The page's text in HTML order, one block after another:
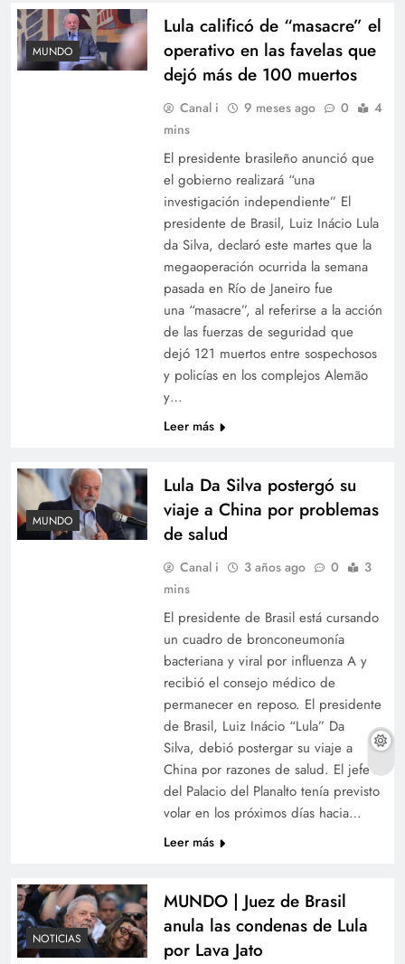
MUNDO
Lula calificó de “masacre” el
operativo en las favelas que
dejó más de 100 muertos
Canal i 9 meses ago 0
4
mins
El presidente brasileño anunció que
el gobierno realizará “una
investigación independiente” El
presidente de Brasil, Luiz Inácio Lula
da Silva, declaró este martes que la
megaoperación ocurrida la semana
pasada en Río de Janeiro fue
una “masacre”, al referirse a la acción
de las fuerzas de seguridad que
dejó 121 muertos entre sospechosos
y policías en los complejos Alemão
y…
Leer más
MUNDO
Lula Da Silva postergó su
viaje a China por problemas
de salud
Canal i 3 años ago 0
3
mins
El presidente de Brasil está cursando
un cuadro de bronconeumonía
bacteriana y viral por influenza A y
recibió el consejo médico de
permanecer en reposo. El presidente
de Brasil, Luiz Inácio “Lula” Da
Silva, debió postergar su viaje a
China por razones de salud. El jefe
del Palacio del Planalto tenía previsto
volar en los próximos días hacia…
Leer más
NOTICIAS
MUNDO | Juez de Brasil
anula las condenas de Lula
por Lava Jato